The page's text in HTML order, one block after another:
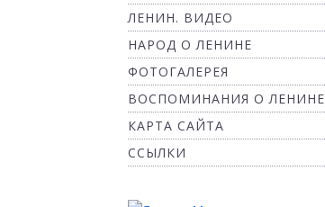
ЛЕНИН. ВИДЕО
НАРОД О ЛЕНИНЕ
ФОТОГАЛЕРЕЯ
ВОСПОМИНАНИЯ О ЛЕНИНЕ
КАРТА САЙТА
ССЫЛКИ